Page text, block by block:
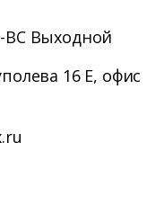
ВС Выходной
16 Е, офис